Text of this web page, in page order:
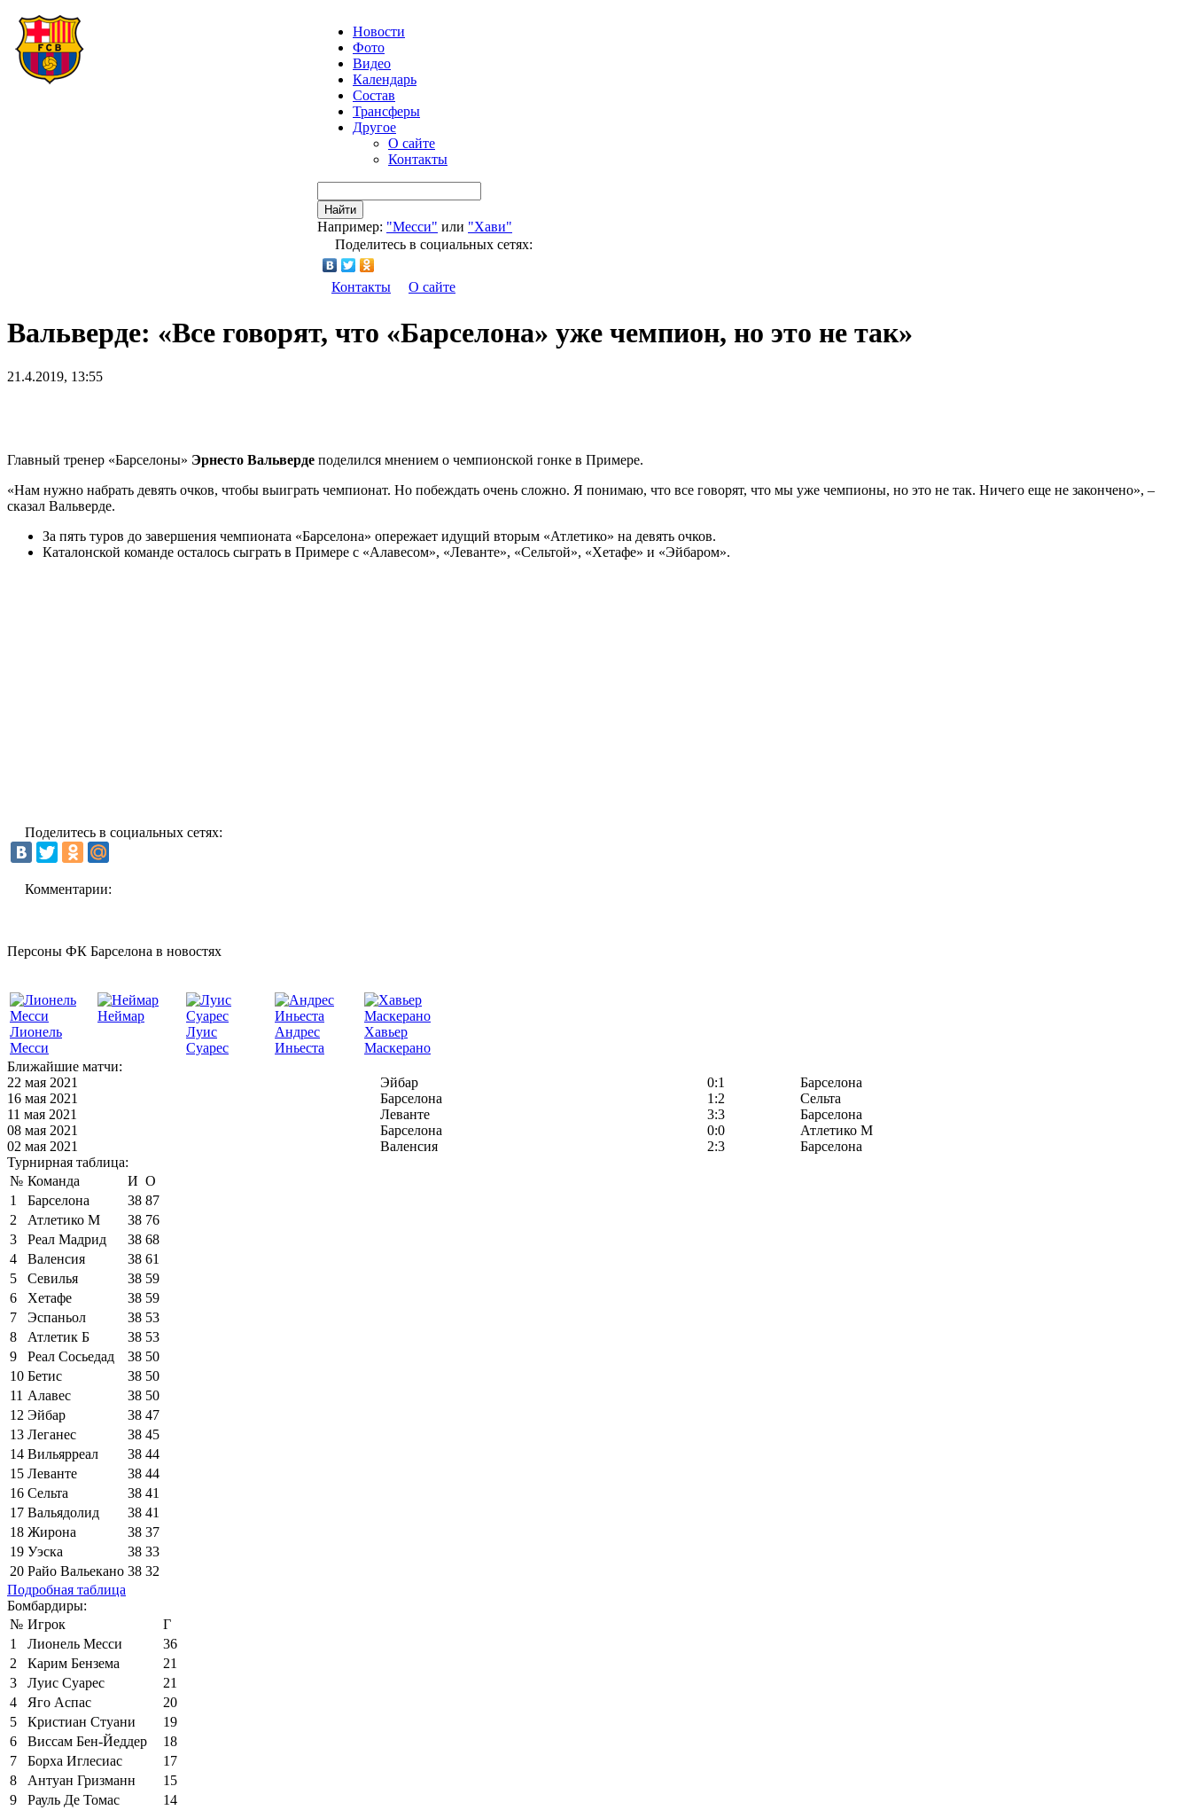
Новости
Фото
Видео
Календарь
Состав
Трансферы
Другое
О сайте
Контакты
Найти
Например: "Месси" или "Хави"
Поделитесь в социальных сетях:
Контакты О сайте
Вальверде: «Все говорят, что «Барселона» уже чемпион, но это не так»
21.4.2019, 13:55
Главный тренер «Барселоны» Эрнесто Вальверде поделился мнением о чемпионской гонке в Примере.
«Нам нужно набрать девять очков, чтобы выиграть чемпионат. Но побеждать очень сложно. Я понимаю, что все говорят, что мы уже чемпионы, но это не так. Ничего еще не закончено», –
сказал Вальверде.
За пять туров до завершения чемпионата «Барселона» опережает идущий вторым «Атлетико» на девять очков.
Каталонской команде осталось сыграть в Примере с «Алавесом», «Леванте», «Сельтой», «Хетафе» и «Эйбаром».
Поделитесь в социальных сетях:
Комментарии:
Персоны ФК Барселона в новостях
Лионель
Месси
Неймар
Луис
Суарес
Андрес
Иньеста
Хавьер
Маскерано
Ближайшие матчи:
22 мая 2021
Эйбар 0:1
Барселона
16 мая 2021
Барселона 1:2
Сельта
11 мая 2021
Леванте 3:3
Барселона
08 мая 2021
Барселона 0:0
Атлетико М
02 мая 2021
Валенсия 2:3
Барселона
Турнирная таблица:
№ Команда И О
1
Барселона 38 87
2
Атлетико М 38 76
3
Реал Мадрид 38 68
4
Валенсия 38 61
5
Севилья 38 59
6
Хетафе 38 59
7
Эспаньол 38 53
8
Атлетик Б 38 53
9
Реал Сосьедад 38 50
10 Бетис 38 50
11 Алавес 38 50
12 Эйбар 38 47
13 Леганес 38 45
14 Вильярреал 38 44
15 Леванте 38 44
16 Сельта 38 41
17 Вальядолид 38 41
18 Жирона 38 37
19 Уэска 38 33
20 Райо Вальекано 38 32
Подробная таблица
Бомбардиры:
№ Игрок
Г
1
Лионель Месси
36
2
Карим Бензема
21
3
Луис Суарес
21
4
Яго Аспас
20
5
Кристиан Стуани
19
6
Виссам Бен-Йеддер
18
7
Борха Иглесиас
17
8
Антуан Гризманн
15
9
Рауль Де Томас
14